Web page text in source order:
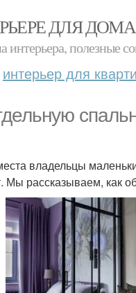
ДЛЯ
полезные
интерьер для
владельцы
Мы рассказываем, как